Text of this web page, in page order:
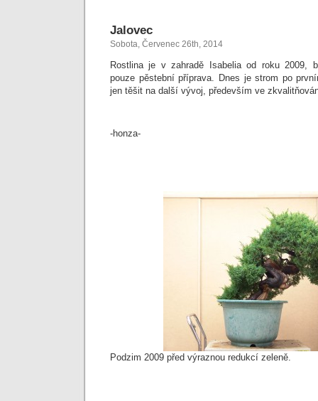
Jalovec
Sobota, Červenec 26th, 2014
Rostlina je v zahradě Isabelia od roku 2009,
pouze pěstební příprava. Dnes je strom po
jen těšit na další vývoj, především ve
-honza-
Podzim 2009 před výraznou redukcí zeleně.